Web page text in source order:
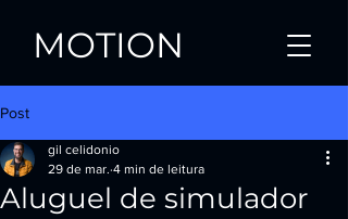
MOTION
Post
Aluguel de simulador
gil celidonio
29 de mar. 4 min de leitura